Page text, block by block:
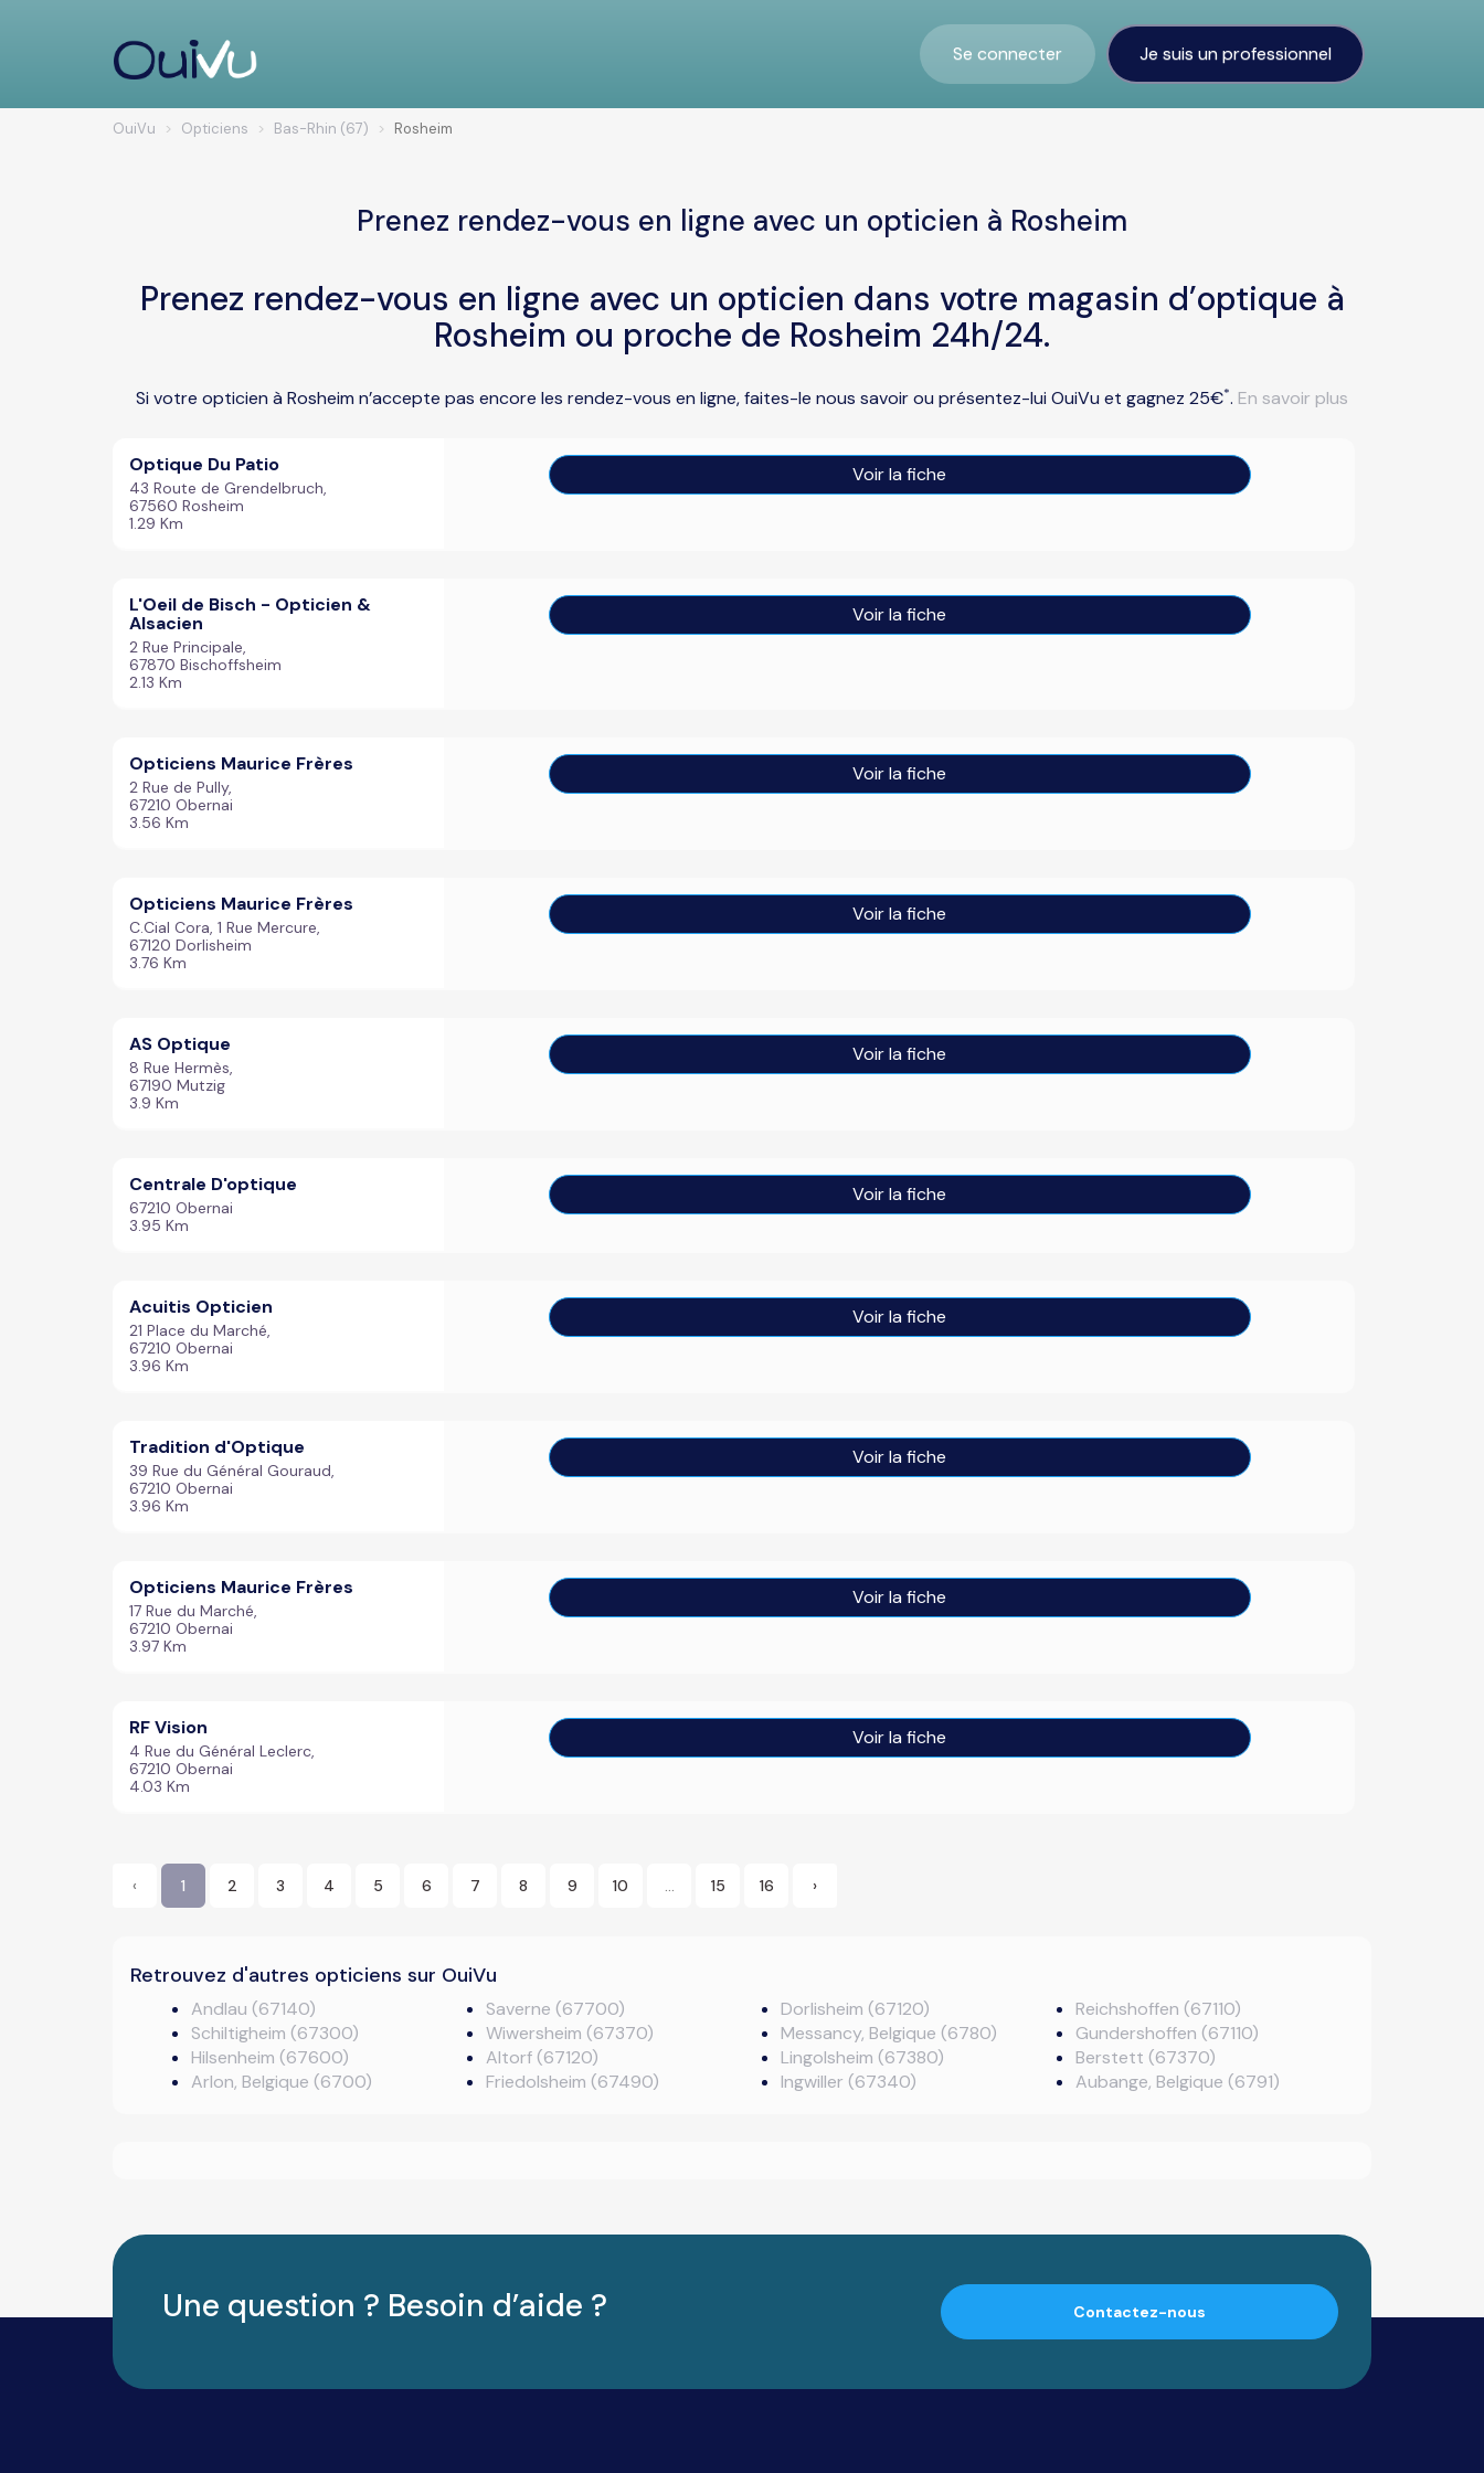
Se connecter Je suis un professionnel
OuiVu Opticiens Bas-Rhin (67) Rosheim
Prenez rendez-vous en ligne avec un opticien à Rosheim
Prenez rendez-vous en ligne avec un opticien dans votre magasin d’optique à
Rosheim ou proche de Rosheim 24h/24.
Si votre opticien à Rosheim n’accepte pas encore les rendez-vous en ligne, faites-le nous savoir ou présentez-lui OuiVu et gagnez 25€*. En savoir plus
Optique Du Patio
43 Route de Grendelbruch,
67560 Rosheim
1.29 Km
Voir la fiche
L'Oeil de Bisch - Opticien &
Alsacien
2 Rue Principale,
67870 Bischoffsheim
2.13 Km
Voir la fiche
Opticiens Maurice Frères
2 Rue de Pully,
67210 Obernai
3.56 Km
Voir la fiche
Opticiens Maurice Frères
C.Cial Cora, 1 Rue Mercure,
67120 Dorlisheim
3.76 Km
Voir la fiche
AS Optique
8 Rue Hermès,
67190 Mutzig
3.9 Km
Voir la fiche
Centrale D'optique
67210 Obernai
3.95 Km
Voir la fiche
Acuitis Opticien
21 Place du Marché,
67210 Obernai
3.96 Km
Voir la fiche
Tradition d'Optique
39 Rue du Général Gouraud,
67210 Obernai
3.96 Km
Voir la fiche
Opticiens Maurice Frères
17 Rue du Marché,
67210 Obernai
3.97 Km
Voir la fiche
RF Vision
4 Rue du Général Leclerc,
67210 Obernai
4.03 Km
Voir la fiche
‹ 1 2 3 4 5 6 7 8 9 10 ... 15 16 ›
Retrouvez d'autres opticiens sur OuiVu
Andlau (67140)
Schiltigheim (67300)
Hilsenheim (67600)
Arlon, Belgique (6700)
Saverne (67700)
Wiwersheim (67370)
Altorf (67120)
Friedolsheim (67490)
Dorlisheim (67120)
Messancy, Belgique (6780)
Lingolsheim (67380)
Ingwiller (67340)
Reichshoffen (67110)
Gundershoffen (67110)
Berstett (67370)
Aubange, Belgique (6791)
Une question ? Besoin d’aide ? Contactez-nous